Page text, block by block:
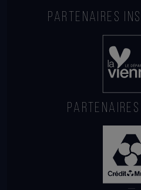
PARTENAIRES